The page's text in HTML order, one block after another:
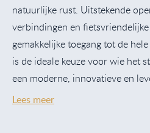
natuurlijke rust. Uitstekende
verbindingen en
gemakkelijke toegang tot de
is de ideale keuze voor wie het
een moderne, innovatieve en
Lees meer